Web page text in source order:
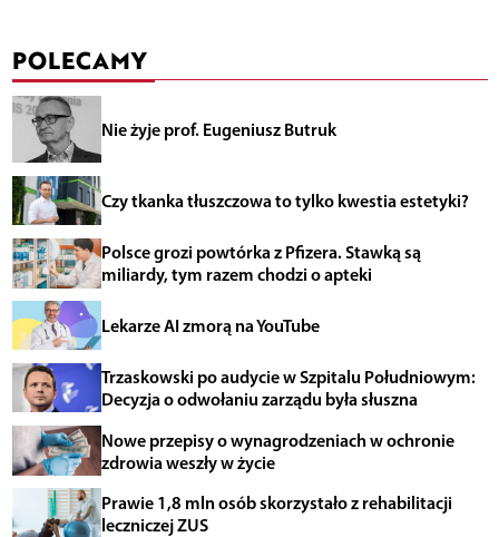
POLECAMY
Nie żyje prof. Eugeniusz Butruk
Czy tkanka tłuszczowa to tylko kwestia estetyki?
Polsce grozi powtórka z Pfizera. Stawką są
miliardy, tym razem chodzi o apteki
Lekarze AI zmorą na YouTube
Trzaskowski po audycie w Szpitalu Południowym:
Decyzja o odwołaniu zarządu była słuszna
Nowe przepisy o wynagrodzeniach w ochronie
zdrowia weszły w życie
Prawie 1,8 mln osób skorzystało z rehabilitacji
leczniczej ZUS